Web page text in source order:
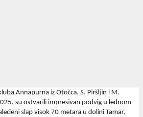
Annapurna iz Otočca, S. Piršljin i M.
su ostvarili impresivan podvig u lednom
slap visok 70 metara u dolini Tamar,